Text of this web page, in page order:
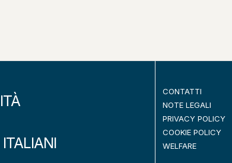
CONTATTI
NOTE LEGALI
PRIVACY POLICY
COOKIE POLICY
WELFARE